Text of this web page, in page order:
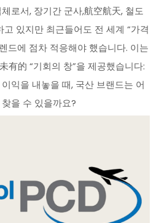
로서, 장기간 군사,航空航天, 철도
있지만 최근들어도 전 세계 “가격
드에 점차 적응해야 했습니다. 이는
有的 “기회의 창”을 제공했습니다:
익을 내놓을 때, 국산 브랜드는 어
을 수 있을까요?